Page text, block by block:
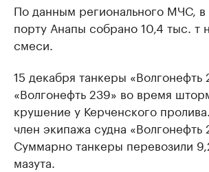
По данным регионального МЧС,
порту Анапы собрано 10,4 тыс. т
смеси.
15 декабря танкеры «Волгонефть
«Волгонефть 239» во время
крушение у Керченского
член экипажа судна «Волгонефть
Суммарно танкеры перевозили
мазута.